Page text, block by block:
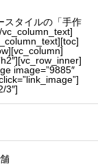
スタイルの「手作
image=”9885″
3″]